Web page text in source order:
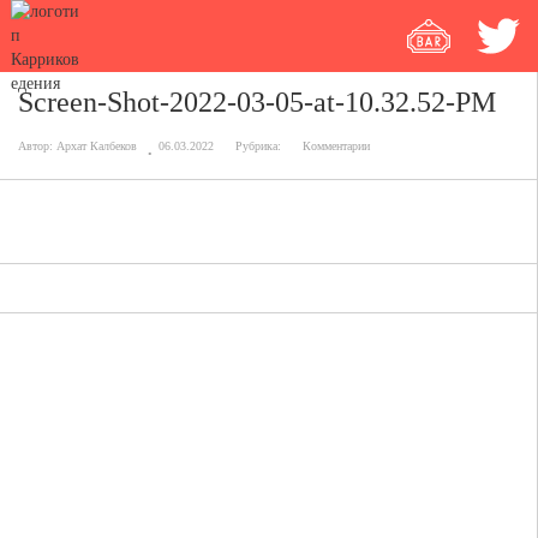
Screen-Shot-2022-03-05-at-10.32.52-PM
Автор: Архат Калбеков 06.03.2022 Рубрика: Комментарии